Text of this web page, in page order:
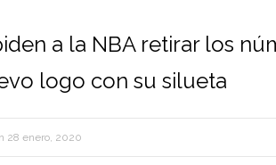
a la NBA retirar los
logo con su silueta
28 enero, 2020